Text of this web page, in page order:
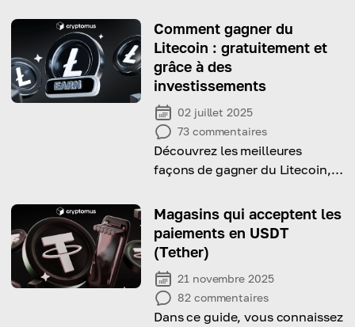
guide détaillé
Comment gagner du
Litecoin : gratuitement et
grâce à des
investissements
02 juillet 2025
73 commentaires
Découvrez les meilleures
façons de gagner du Litecoin,
investissements intelligents.
Magasins qui acceptent les
paiements en USDT
(Tether)
21 novembre 2025
82 commentaires
Dans ce guide, vous connaissez